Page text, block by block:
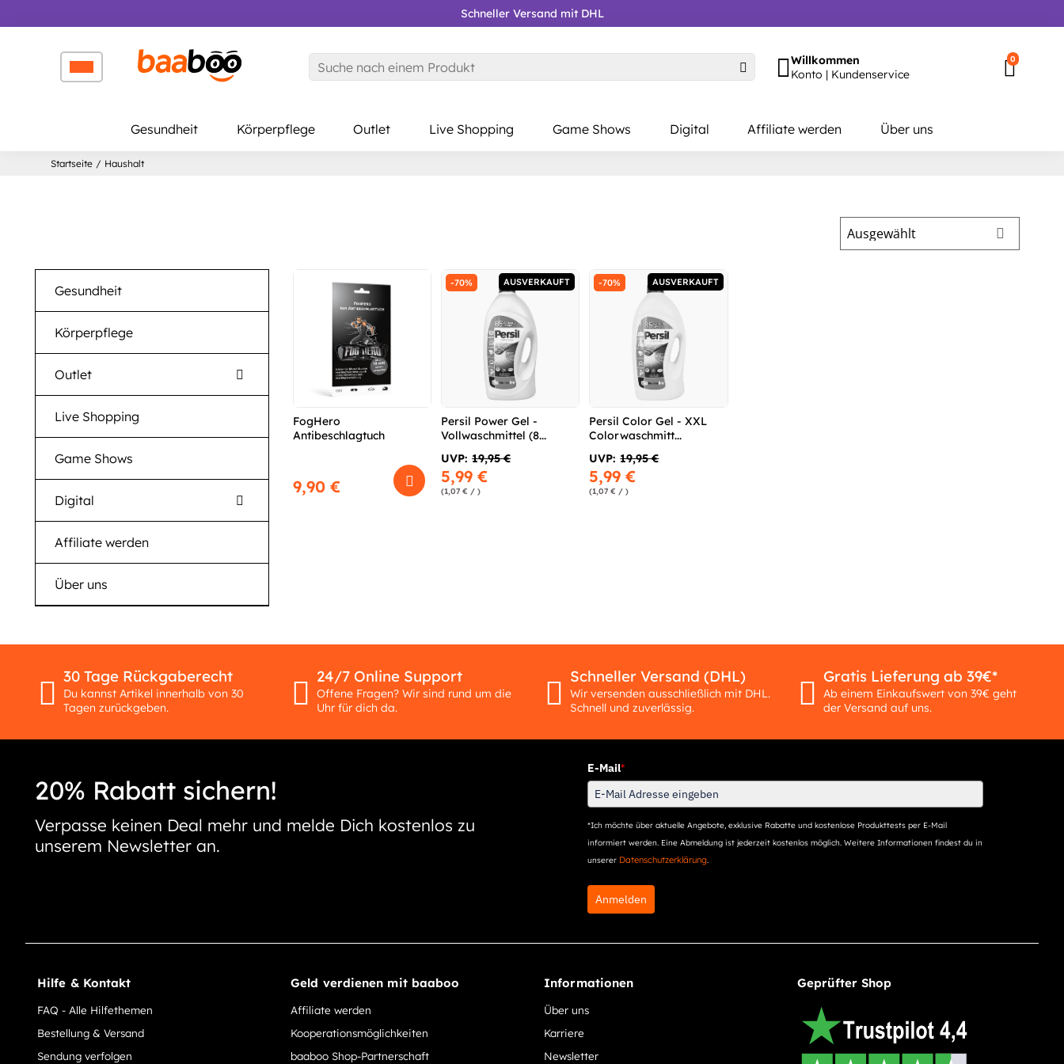
Schneller Versand mit DHL
Gratis Lieferung AB 39 €*
Willkommen
Konto | Kundenservice
0
Gesundheit Körperpflege Outlet Live Shopping Game Shows Digital Affiliate werden Über uns
Startseite / Haushalt
Gesundheit
Körperpflege
Outlet
Live Shopping
Game Shows
Digital
Affiliate werden
Über uns
FogHero
Antibeschlagtuch
9,90 €
-70% AUSVERKAUFT
Persil Power Gel -
Vollwaschmittel (8...
UVP: 19,95 €
5,99 €
(1,07 € / )
-70% AUSVERKAUFT
Persil Color Gel - XXL
Colorwaschmitt...
UVP: 19,95 €
5,99 €
(1,07 € / )
30 Tage Rückgaberecht
Du kannst Artikel innerhalb von 30
Tagen zurückgeben.
24/7 Online Support
Offene Fragen? Wir sind rund um die
Uhr für dich da.
Schneller Versand (DHL)
Wir versenden ausschließlich mit DHL.
Schnell und zuverlässig.
Gratis Lieferung ab 39€*
Ab einem Einkaufswert von 39€ geht
der Versand auf uns.
20% Rabatt sichern!
Verpasse keinen Deal mehr und melde Dich kostenlos zu
unserem Newsletter an.
E-Mail*
*Ich möchte über aktuelle Angebote, exklusive Rabatte und kostenlose Produkttests per E-Mail
informiert werden. Eine Abmeldung ist jederzeit kostenlos möglich. Weitere Informationen findest du in
unserer Datenschutzerklärung.
Anmelden
Hilfe & Kontakt
FAQ - Alle Hilfethemen
Bestellung & Versand
Sendung verfolgen
Geld verdienen mit baaboo
Affiliate werden
Kooperationsmöglichkeiten
baaboo Shop-Partnerschaft
Informationen
Über uns
Karriere
Newsletter
Geprüfter Shop